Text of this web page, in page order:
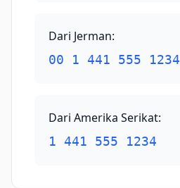
Dari Jerman:
00 1 441 555 1234
Dari Amerika Serikat:
1 441 555 1234